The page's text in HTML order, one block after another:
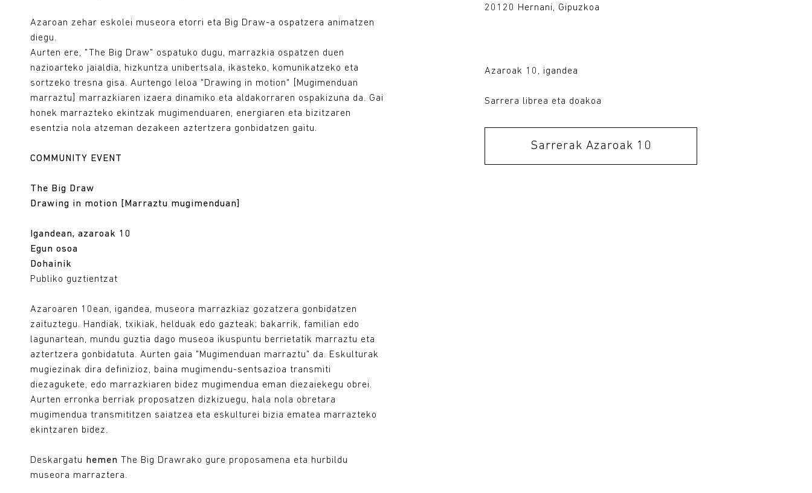
Azaroan zehar eskolei museora etorri eta Big Draw-a ospatzera animatzen
diegu.
Aurten ere, "The Big Draw" ospatuko dugu, marrazkia ospatzen duen
nazioarteko jaialdia, hizkuntza unibertsala, ikasteko, komunikatzeko eta
sortzeko tresna gisa. Aurtengo leloa "Drawing in motion" [Mugimenduan
marraztu] marrazkiaren izaera dinamiko eta aldakorraren ospakizuna da. Gai
honek marrazteko ekintzak mugimenduaren, energiaren eta bizitzaren
esentzia nola atzeman dezakeen aztertzera gonbidatzen gaitu.
COMMUNITY EVENT
The Big Draw
Drawing in motion [Marraztu mugimenduan]
Igandean, azaroak 10
Egun osoa
Dohainik
Publiko guztientzat
Azaroaren 10ean, igandea, museora marrazkiaz gozatzera gonbidatzen
zaituztegu. Handiak, txikiak, helduak edo gazteak; bakarrik, familian edo
lagunartean, mundu guztia dago museoa ikuspuntu berrietatik marraztu eta
aztertzera gonbidatuta. Aurten gaia "Mugimenduan marraztu" da. Eskulturak
mugiezinak dira definizioz, baina mugimendu-sentsazioa transmiti
diezagukete, edo marrazkiaren bidez mugimendua eman diezaiekegu obrei.
Aurten erronka berriak proposatzen dizkizuegu, hala nola obretara
mugimendua transmititzen saiatzea eta eskulturei bizia ematea marrazteko
ekintzaren bidez.
Deskargatu hemen
The Big Drawrako gure proposamena eta hurbildu
museora marraztera.
20120 Hernani, Gipuzkoa
Azaroak 10, igandea
Sarrera librea eta doakoa
Sarrerak Azaroak 10